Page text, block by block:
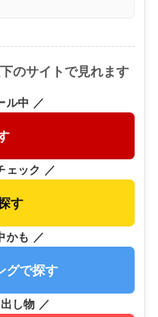
のサイトで見れます
ル中 ／
ェック ／
す
かも ／
グで探す
し物 ／